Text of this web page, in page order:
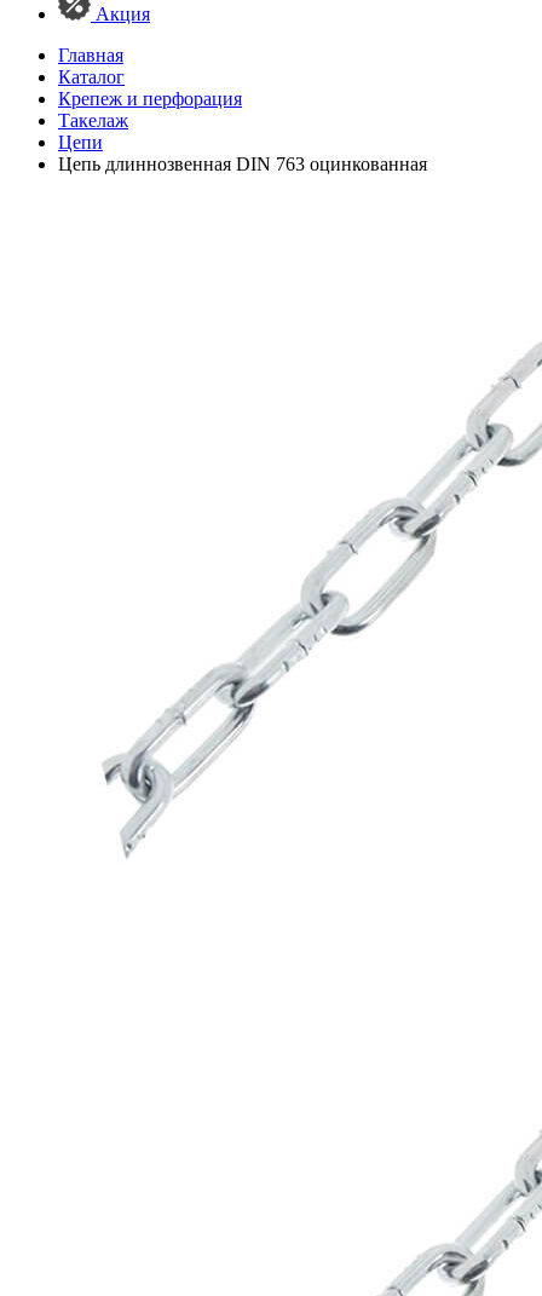
Акция
Главная
Каталог
Крепеж и перфорация
Такелаж
Цепи
Цепь длиннозвенная DIN 763 оцинкованная